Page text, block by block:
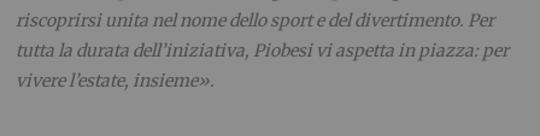
riscoprirsi unita nel nome dello sport e del divertimento. Per
tutta la durata dell’iniziativa, Piobesi vi aspetta in piazza: per
vivere l’estate, insieme».